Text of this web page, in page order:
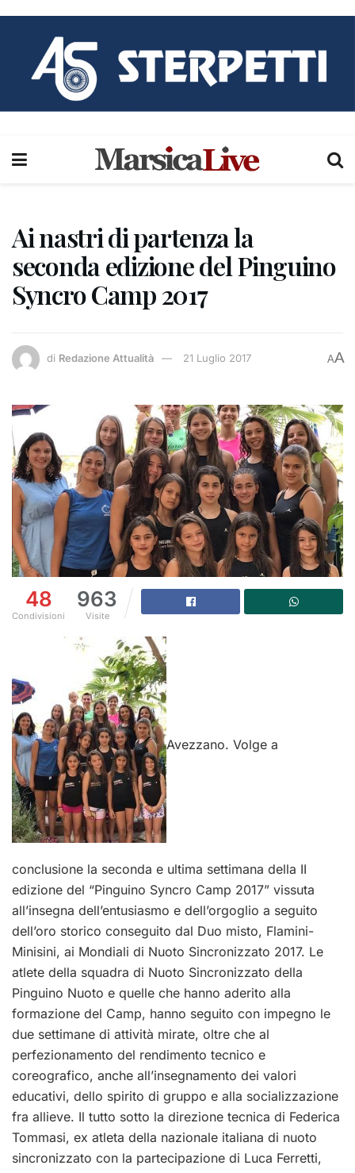
Ai nastri di partenza la
seconda edizione del Pinguino
Syncro Camp 2017
di Redazione Attualità 21 Luglio 2017 AA
48
Condivisioni
963
Visite
Avezzano. Volge a
conclusione la seconda e ultima settimana della II
edizione del “Pinguino Syncro Camp 2017” vissuta
all’insegna dell’entusiasmo e dell’orgoglio a seguito
dell’oro storico conseguito dal Duo misto, Flamini-
Minisini, ai Mondiali di Nuoto Sincronizzato 2017. Le
atlete della squadra di Nuoto Sincronizzato della
Pinguino Nuoto e quelle che hanno aderito alla
formazione del Camp, hanno seguito con impegno le
due settimane di attività mirate, oltre che al
perfezionamento del rendimento tecnico e
coreografico, anche all’insegnamento dei valori
educativi, dello spirito di gruppo e alla socializzazione
fra allieve. Il tutto sotto la direzione tecnica di Federica
Tommasi, ex atleta della nazionale italiana di nuoto
sincronizzato con la partecipazione di Luca Ferretti,